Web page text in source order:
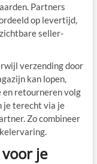
Partners
op levertijd,
seller-
verzending door
kan lopen,
retourneren volg
je terecht via je
Zo combineer
je